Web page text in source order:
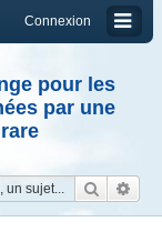
Connexion
pour les
par une